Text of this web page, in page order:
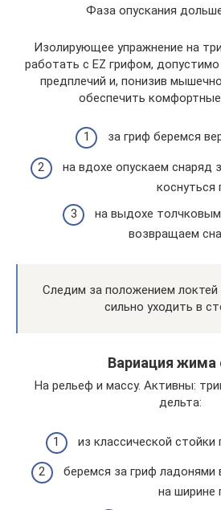
Фаза опускания
Изолирующее упражнение на
работать с EZ грифом,
предплечий и, понизив
обеспечить
за гриф беремся
на вдохе опускаем снаряд
коснуться
на выдохе
возвращаем
Следим за положением
сильно уходить в
Вариация жима
На рельеф и массу. Активны:
дельта:
из классической
беремся за гриф ладонями
на ширине